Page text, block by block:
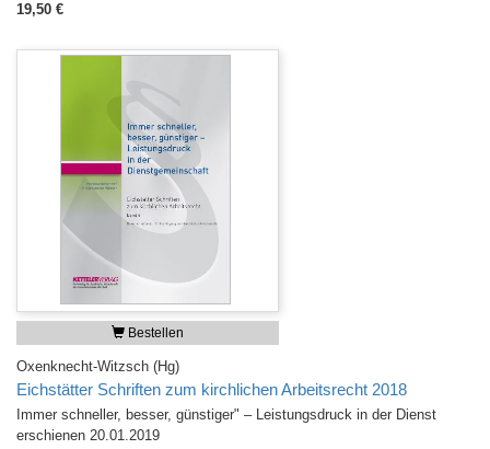
19,50 €
Bestellen
Oxenknecht-Witzsch (Hg)
Eichstätter Schriften zum kirchlichen Arbeitsrecht 2018
Immer schneller, besser, günstiger" – Leistungsdruck in der Dienst
erschienen 20.01.2019